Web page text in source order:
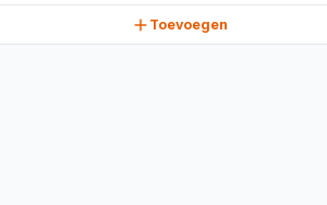
Toevoegen